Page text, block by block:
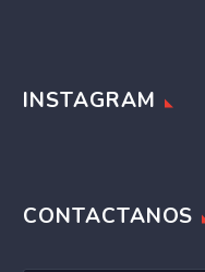
INSTAGRAM
CONTACTANOS